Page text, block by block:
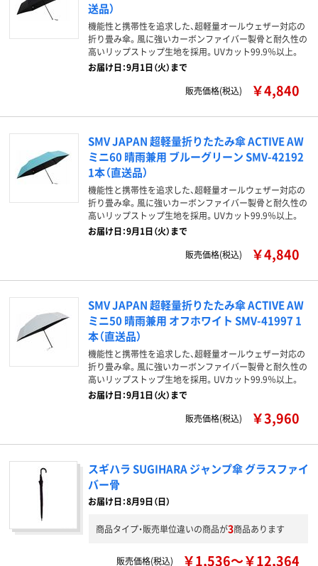
送品）
機能性と携帯性を追求した、超軽量オールウェザー対応の
折り畳み傘。風に強いカーボンファイバー製骨と耐久性の
高いリップストップ生地を採用。UVカット99.9％以上。
お届け日：9月1日（火）まで
販売価格(税込)
￥4,840
SMV JAPAN 超軽量折りたたみ傘 ACTIVE AW
ミニ60 晴雨兼用 ブルーグリーン SMV-42192
1本（直送品）
機能性と携帯性を追求した、超軽量オールウェザー対応の
折り畳み傘。風に強いカーボンファイバー製骨と耐久性の
高いリップストップ生地を採用。UVカット99.9％以上。
お届け日：9月1日（火）まで
販売価格(税込)
￥4,840
SMV JAPAN 超軽量折りたたみ傘 ACTIVE AW
ミニ50 晴雨兼用 オフホワイト SMV-41997 1
本（直送品）
機能性と携帯性を追求した、超軽量オールウェザー対応の
折り畳み傘。風に強いカーボンファイバー製骨と耐久性の
高いリップストップ生地を採用。UVカット99.9％以上。
お届け日：9月1日（火）まで
販売価格(税込)
￥3,960
スギハラ SUGIHARA ジャンプ傘 グラスファイ
バー骨
お届け日：8月9日（日）
商品タイプ・販売単位違いの商品が3商品あります
販売価格(税込) ￥1,536～￥12,364